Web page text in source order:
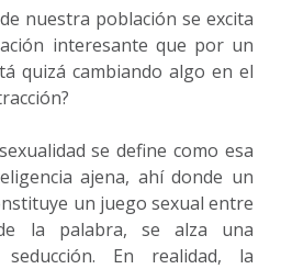
nuestra población se excita
interesante que por un
quizá cambiando algo en el
se define como esa
ajena, ahí donde un
un juego sexual entre
la palabra, se alza una
En realidad, la